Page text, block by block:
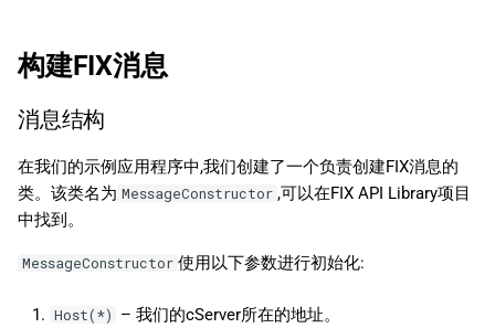
构建FIX消息
消息结构
在我们的示例应用程序中,我们创建了一个负责创建FIX消息的
类。该类名为 MessageConstructor ,可以在FIX API Library项目
中找到。
MessageConstructor 使用以下参数进行初始化:
Host(*) – 我们的cServer所在的地址。